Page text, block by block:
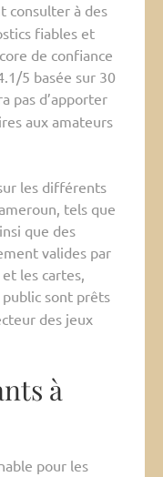
consulter à des
fiables et
de confiance
5 basée sur 30
pas d’apporter
aux amateurs
les différents
tels que
que des
valides par
les cartes,
public sont prêts
des jeux
à
pour les